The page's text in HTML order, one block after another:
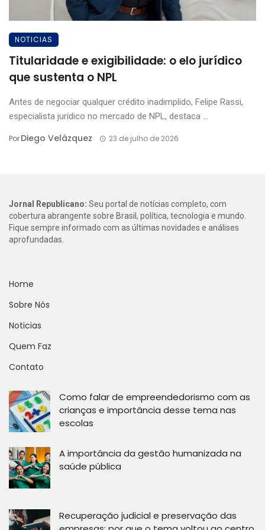
NOTICIAS
Titularidade e exigibilidade: o elo jurídico
que sustenta o NPL
Antes de negociar qualquer crédito inadimplido, Felipe Rassi,
especialista jurídico no mercado de NPL, destaca ...
PorDiego Velázquez 23 de julho de 2026
Jornal Republicano: Seu portal de notícias completo, com
cobertura abrangente sobre Brasil, política, tecnologia e mundo.
Fique sempre informado com as últimas novidades e análises
aprofundadas.
Home
Sobre Nós
Noticias
Quem Faz
Contato
Como falar de empreendedorismo com as
crianças e importância desse tema nas
escolas
A importância da gestão humanizada na
saúde pública
Recuperação judicial e preservação das